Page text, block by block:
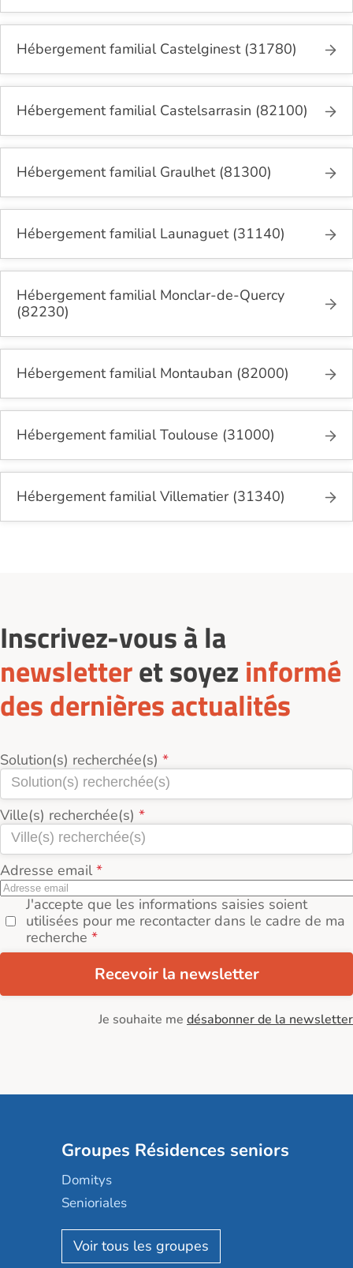
Hébergement familial Castelginest (31780)
Hébergement familial Castelsarrasin (82100)
Hébergement familial Graulhet (81300)
Hébergement familial Launaguet (31140)
Hébergement familial Monclar-de-Quercy
(82230)
Hébergement familial Montauban (82000)
Hébergement familial Toulouse (31000)
Hébergement familial Villematier (31340)
Inscrivez-vous à la
newsletteret soyez informé
des dernières actualités
Solution(s) recherchée(s)
Ville(s) recherchée(s)
Adresse email
J'accepte que les informations saisies soient
utilisées pour me recontacter dans le cadre de ma
recherche
Recevoir la newsletter
Je souhaite me désabonner de la newsletter
Groupes Résidences seniors
Domitys
Senioriales
Nohée
Les Résidentiels